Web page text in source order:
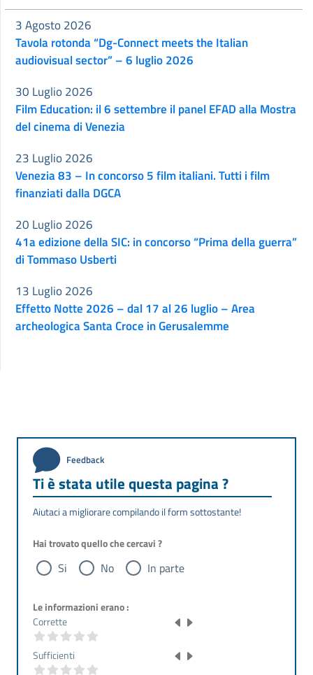
Tavola rotonda “Dg-Connect meets the Italian
audiovisual sector” – 6 luglio 2026
3 Agosto 2026
Film Education: il 6 settembre il panel EFAD alla Mostra
del cinema di Venezia
30 Luglio 2026
Venezia 83 – In concorso 5 film italiani. Tutti i film
finanziati dalla DGCA
23 Luglio 2026
41a edizione della SIC: in concorso “Prima della guerra”
di Tommaso Usberti
20 Luglio 2026
Effetto Notte 2026 – dal 17 al 26 luglio – Area
archeologica Santa Croce in Gerusalemme
13 Luglio 2026
Feedback
Ti è stata utile questa pagina ?
Aiutaci a migliorare compilando il form sottostante!
Hai trovato quello che cercavi ?
Si No In parte
Le informazioni erano :
Corrette
Sufficienti